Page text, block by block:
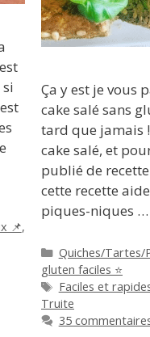
📌,
Ça y est je vous
cake salé sans
tard que jamais
cake salé, et
publié de
cette recette
piques-niques …
Catégories
Quiches/Tartes/
gluten faciles ⭐
Étiquettes
Faciles et
Truite
35